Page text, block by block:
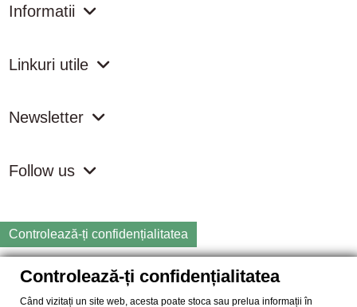
Informatii
Linkuri utile
Newsletter
Follow us
Controlează-ți confidențialitatea
Copyright
2026 samdistribution.ro - Magazin online cu Produse
Controlează-ți confidențialitatea
Când vizitați un site web, acesta poate stoca sau prelua informații în